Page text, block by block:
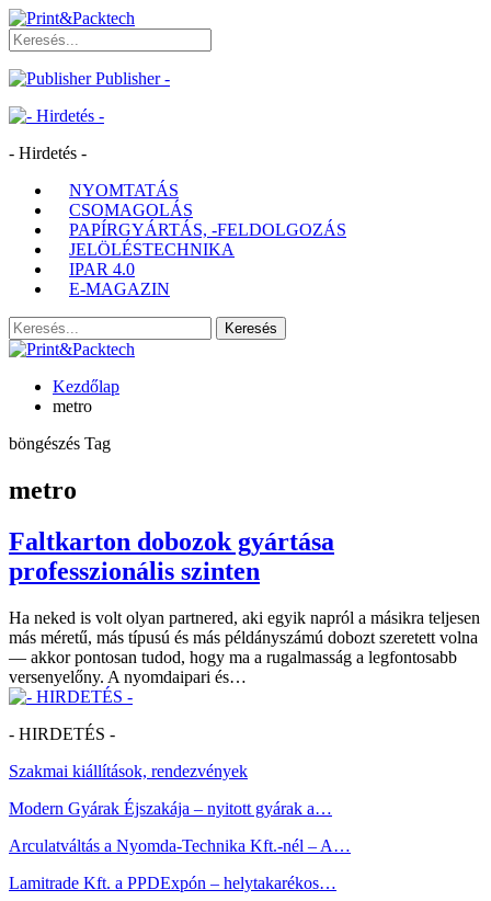
Publisher -
- Hirdetés -
NYOMTATÁS
CSOMAGOLÁS
PAPÍRGYÁRTÁS, -FELDOLGOZÁS
JELÖLÉSTECHNIKA
IPAR 4.0
E-MAGAZIN
Kezdőlap
metro
böngészés Tag
metro
Faltkarton dobozok gyártása
professzionális szinten
Ha neked is volt olyan partnered, aki egyik napról a másikra teljesen
más méretű, más típusú és más példányszámú dobozt szeretett volna
— akkor pontosan tudod, hogy ma a rugalmasság a legfontosabb
versenyelőny. A nyomdaipari és…
- HIRDETÉS -
Szakmai kiállítások, rendezvények
Modern Gyárak Éjszakája – nyitott gyárak a…
Arculatváltás a Nyomda-Technika Kft.-nél – A…
Lamitrade Kft. a PPDExpón – helytakarékos…